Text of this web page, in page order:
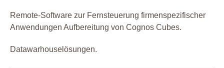
Remote-Software zur Fernsteuerung firmenspezifischer
Anwendungen Aufbereitung von Cognos Cubes.
Datawarhouselösungen.